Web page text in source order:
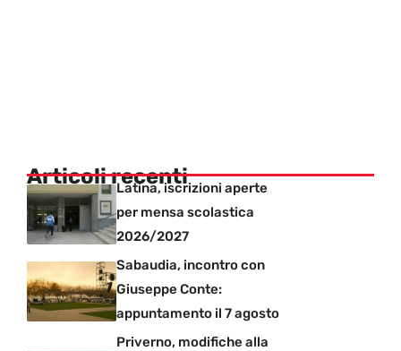
Articoli recentiLatina, iscrizioni aperte
per mensa scolastica
2026/2027
Sabaudia, incontro con
Giuseppe Conte:
appuntamento il 7 agosto
Priverno, modifiche alla